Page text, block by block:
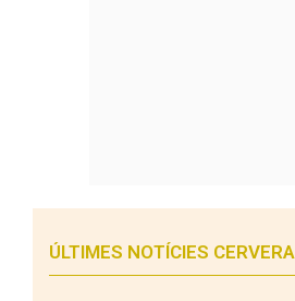
ÚLTIMES NOTÍCIES CERVERA